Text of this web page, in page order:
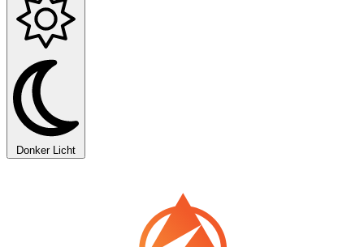
Donker Licht